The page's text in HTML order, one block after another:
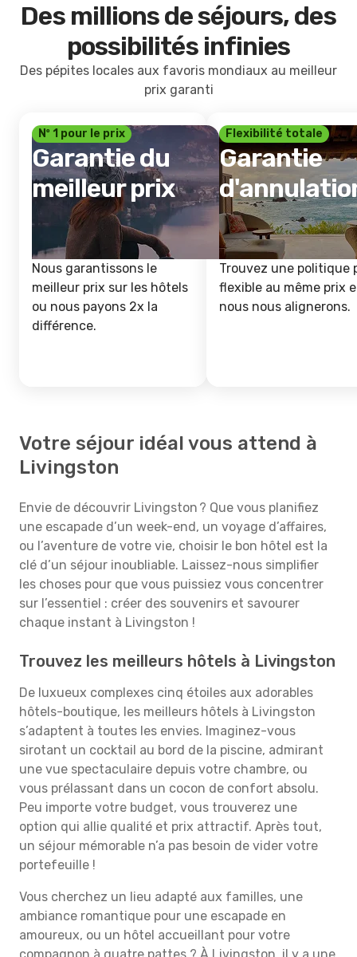
Des millions de séjours, des
possibilités infinies
Des pépites locales aux favoris mondiaux au meilleur
prix garanti
Nº 1 pour le prix
Garantie du
meilleur prix
Nous garantissons le
meilleur prix sur les hôtels
ou nous payons 2x la
différence.
Flexibilité totale
Garantie
Trouvez une politique
flexible au même prix
nous nous alignerons.
Votre séjour idéal vous attend à
Livingston
Envie de découvrir Livingston ? Que vous planifiez
une escapade d’un week-end, un voyage d’affaires,
ou l’aventure de votre vie, choisir le bon hôtel est la
clé d’un séjour inoubliable. Laissez-nous simplifier
les choses pour que vous puissiez vous concentrer
sur l’essentiel : créer des souvenirs et savourer
chaque instant à Livingston !
Trouvez les meilleurs hôtels à Livingston
De luxueux complexes cinq étoiles aux adorables
hôtels-boutique, les meilleurs hôtels à Livingston
s’adaptent à toutes les envies. Imaginez-vous
sirotant un cocktail au bord de la piscine, admirant
une vue spectaculaire depuis votre chambre, ou
vous prélassant dans un cocon de confort absolu.
Peu importe votre budget, vous trouverez une
option qui allie qualité et prix attractif. Après tout,
un séjour mémorable n’a pas besoin de vider votre
portefeuille !
Vous cherchez un lieu adapté aux familles, une
ambiance romantique pour une escapade en
amoureux, ou un hôtel accueillant pour votre